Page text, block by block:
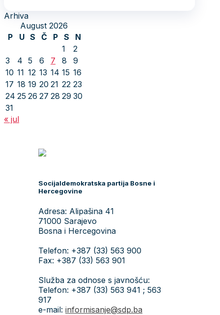
Arhiva
August 2026
P
U S Č P S
N
1
2
3
4 5 6 7 8
9
10 11 12 13 14 15 16
17 18 19 20 21 22 23
24 25 26 27 28 29 30
31
« jul
Socijaldemokratska partija Bosne i
Hercegovine
Adresa: Alipašina 41
71000 Sarajevo
Bosna i Hercegovina
Telefon: +387 (33) 563 900
Fax: +387 (33) 563 901
Služba za odnose s javnošću:
Telefon: +387 (33) 563 941 ; 563
917
e-mail: informisanje@sdp.ba